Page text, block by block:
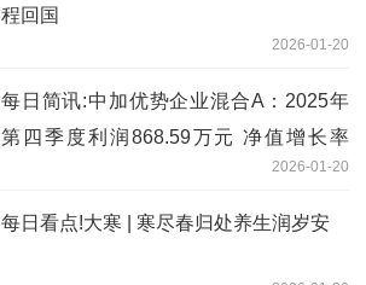
程回国
2026-01-20
每日简讯:中加优势企业混合A：2025年
第四季度利润868.59万元 净值增长率
2026-01-20
每日看点!大寒 | 寒尽春归处养生润岁安